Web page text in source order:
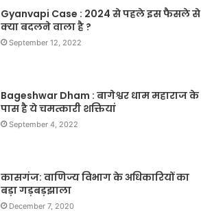
Gyanvapi Case : 2024 से पहले इस फैसले से
क्या बदलने वाला है ?
September 12, 2022
Bageshwar Dham : बागेश्वर धाम महाराज के
पास है ये चमत्कारी शक्तियां
September 4, 2022
कासगंज: वाणिज्य विभाग के अधिकारियों का
बड़ा गड़बड़झाला
December 7, 2020